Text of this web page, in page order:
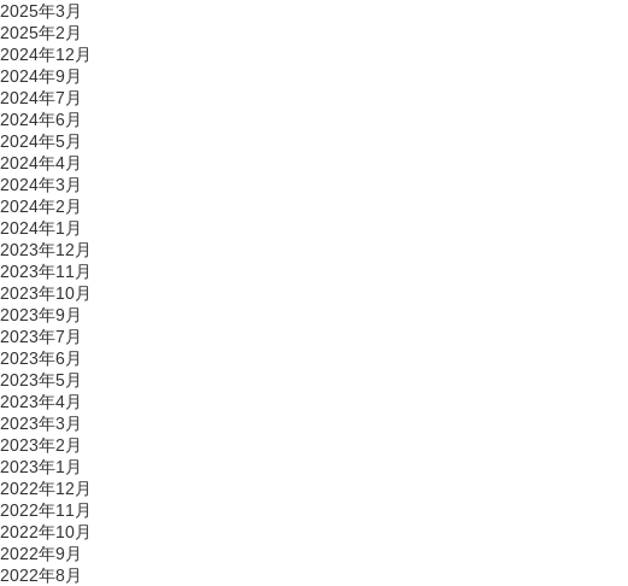
2025年3月
2025年2月
2024年12月
2024年9月
2024年7月
2024年6月
2024年5月
2024年4月
2024年3月
2024年2月
2024年1月
2023年12月
2023年11月
2023年10月
2023年9月
2023年7月
2023年6月
2023年5月
2023年4月
2023年3月
2023年2月
2023年1月
2022年12月
2022年11月
2022年10月
2022年9月
2022年8月